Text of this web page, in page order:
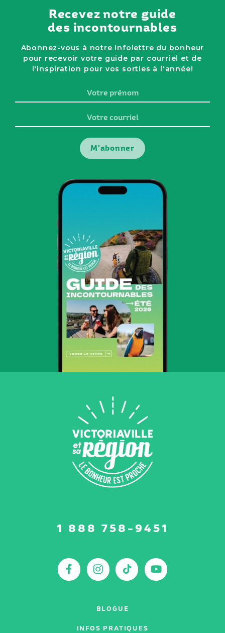
Recevez notre guide
des incontournables
Abonnez-vous à notre infolettre du bonheur
pour recevoir votre guide par courriel et de
l'inspiration pour vos sorties à l'année!
prénom
courriel
1 888 758-9451
Facebook
Instagram
TikTok
BLOGUE
INFOS PRATIQUES